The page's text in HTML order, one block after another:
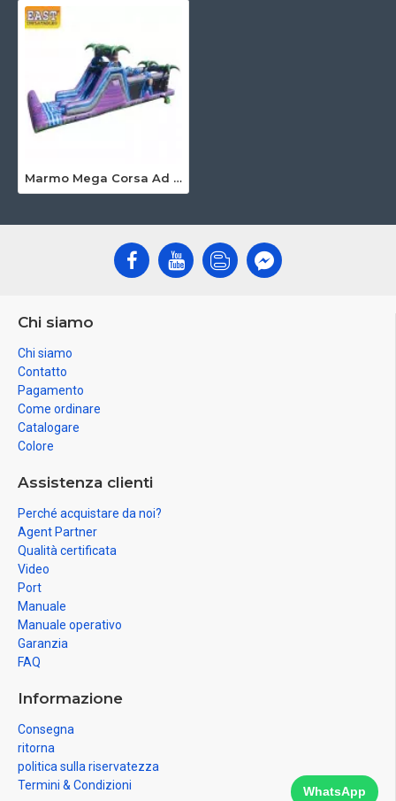
Marmo Mega Corsa Ad Ostacoli
Chi siamo
Chi siamo
Contatto
Pagamento
Come ordinare
Catalogare
Colore
Assistenza clienti
Perché acquistare da noi?
Agent Partner
Qualità certificata
Video
Port
Manuale
Manuale operativo
Garanzia
FAQ
Informazione
Consegna
ritorna
politica sulla riservatezza
Termini & Condizioni
WhatsApp